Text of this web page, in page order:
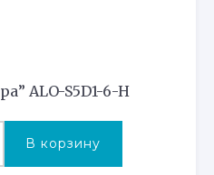
ALO-S5D1-6-H
В корзину